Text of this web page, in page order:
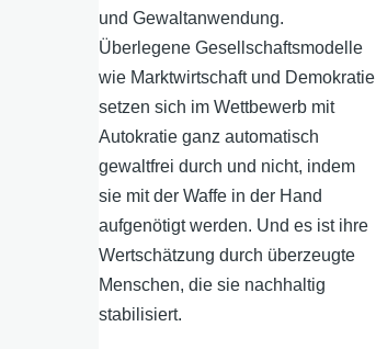
und Gewaltanwendung.
Überlegene Gesellschaftsmodelle
wie Marktwirtschaft und Demokratie
setzen sich im Wettbewerb mit
Autokratie ganz automatisch
gewaltfrei durch und nicht, indem
sie mit der Waffe in der Hand
aufgenötigt werden. Und es ist ihre
Wertschätzung durch überzeugte
Menschen, die sie nachhaltig
stabilisiert.